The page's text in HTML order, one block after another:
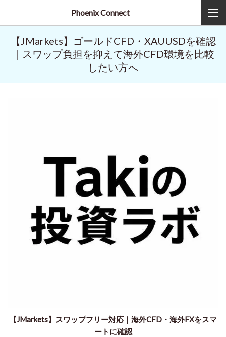
Phoenix Connect
【JMarkets】ゴールドCFD・XAUUSDを確認
｜スワップ負担を抑えて海外CFD環境を比較
したい方へ
【JMarkets】スワップフリー対応｜海外CFD・海外FXをスマ
ートに確認